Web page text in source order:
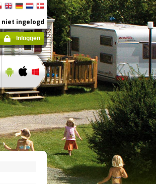
niet ingelogd
Inloggen